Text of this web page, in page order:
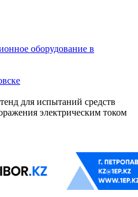
оборудование в
для испытаний средств
электрическим током